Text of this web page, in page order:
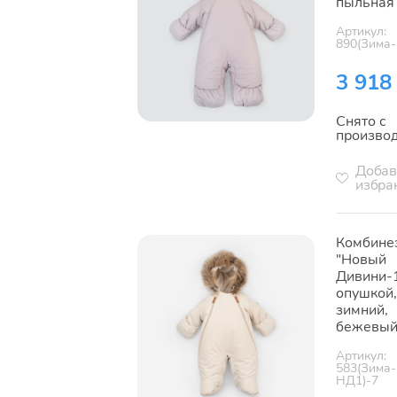
Артикул:
3
Снято с
"Новый
Дивини-
опушкой,
зимний,
бежевый
Артикул:
583(Зима-
НД1)-7